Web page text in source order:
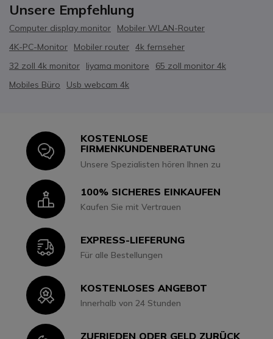
Unsere Empfehlung
Computer display monitor
Mobiler WLAN-Router
4K-PC-Monitor
Mobiler router 4k fernseher
32 zoll 4k monitor
Iiyama monitore
65 zoll monitor 4k
Mobiles Büro
Usb webcam 4k
Icon
KOSTENLOSE
FIRMENKUNDENBERATUNG
Unsere Spezialisten hören Ihnen zu
Icon100% SICHERES EINKAUFEN
Kaufen Sie mit Vertrauen
IconEXPRESS-LIEFERUNG
Für alle Bestellungen
IconKOSTENLOSES ANGEBOT
Innerhalb von 24 Stunden
ZUFRIEDEN ODER GELD ZURÜCK